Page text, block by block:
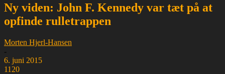
Ny viden: John F. Kennedy var tæt på at
opfinde rulletrappen
Morten Hjerl-Hansen
-
6. juni 2015
1120